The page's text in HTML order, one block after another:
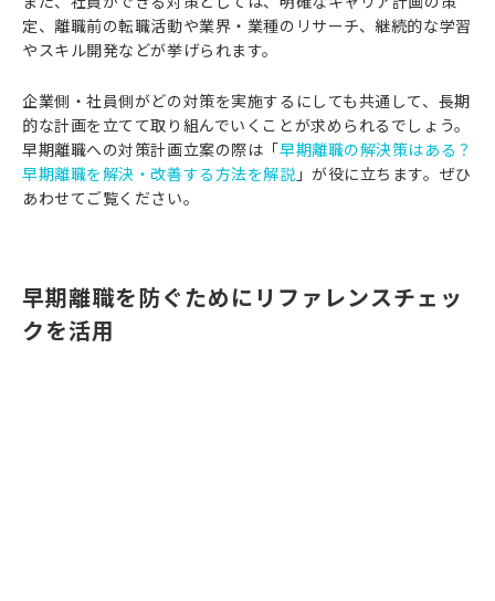
定、離職前の転職活動や業界・業種のリサーチ、継続的な学習
やスキル開発などが挙げられます。
企業側・社員側がどの対策を実施するにしても共通して、長期
的な計画を立てて取り組んでいくことが求められるでしょう。
早期離職への対策計画立案の際は「早期離職の解決策はある？
早期離職を解決・改善する方法を解説 」が役に立ちます。ぜひ
あわせてご覧ください。
早期離職を防ぐためにリファレンスチェッ
クを活用